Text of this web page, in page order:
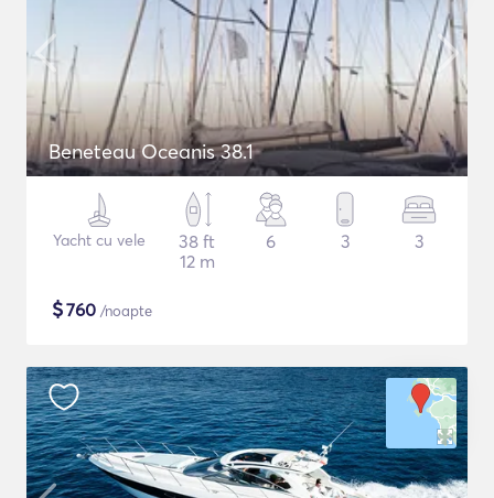
Beneteau Oceanis 38.1
Yacht cu vele
38 ft
12 m
6 3 3
$760 /noapte